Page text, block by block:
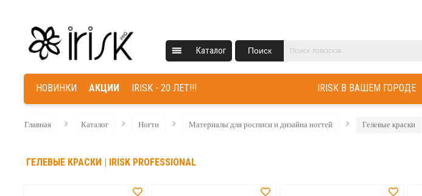
Каталог Поиск
НОВИНКИ АКЦИИ IRISK - 20 ЛЕТ!!! IRISK В ВАШЕМ ГОРОДЕ
Главная Каталог Ногти Материалы для росписи и дизайна ногтей Гелевые краски
ГЕЛЕВЫЕ КРАСКИ | IRISK PROFESSIONAL